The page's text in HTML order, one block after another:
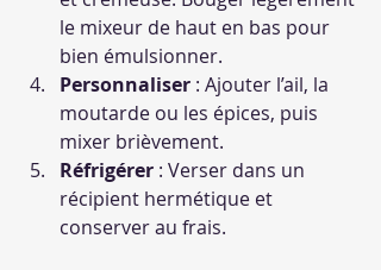
le mixeur de haut en bas pour
bien émulsionner.
Personnaliser : Ajouter l’ail, la
moutarde ou les épices, puis
mixer brièvement.
Réfrigérer : Verser dans un
récipient hermétique et
conserver au frais.